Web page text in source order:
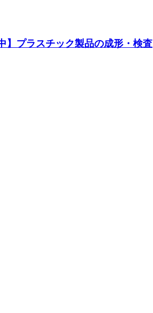
】プラスチック製品の成形・検査